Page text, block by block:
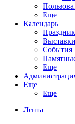
Еще
Календарь
Выставки
События
Еще
Еще
Еще
Лента